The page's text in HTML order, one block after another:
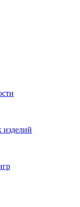
изделий